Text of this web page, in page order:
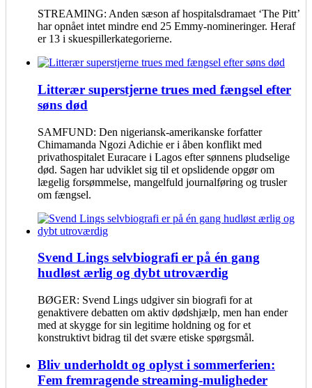
STREAMING: Anden sæson af hospitalsdramaet ‘The Pitt’
har opnået intet mindre end 25 Emmy-nomineringer. Heraf
er 13 i skuespillerkategorierne.
Litterær superstjerne trues med fængsel efter
søns død
SAMFUND: Den nigeriansk-amerikanske forfatter
Chimamanda Ngozi Adichie er i åben konflikt med
privathospitalet Euracare i Lagos efter sønnens pludselige
død. Sagen har udviklet sig til et opslidende opgør om
lægelig forsømmelse, mangelfuld journalføring og trusler
om fængsel.
Svend Lings selvbiografi er på én gang
hudløst ærlig og dybt utroværdig
BØGER: Svend Lings udgiver sin biografi for at
genaktivere debatten om aktiv dødshjælp, men han ender
med at skygge for sin legitime holdning og for et
konstruktivt bidrag til det svære etiske spørgsmål.
Bliv underholdt og oplyst i sommerferien:
Fem fremragende streaming-muligheder